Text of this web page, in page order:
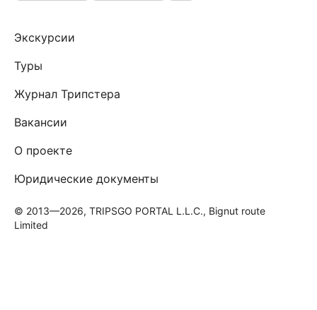
Экскурсии
Туры
Журнал Трипстера
Вакансии
О проекте
Юридические документы
© 2013—2026, TRIPSGO PORTAL L.L.C., Bignut route
Limited